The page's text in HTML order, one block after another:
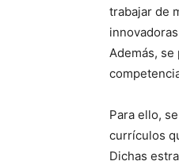
trabajar de
Además,
Para ello,
currículos
Dichas